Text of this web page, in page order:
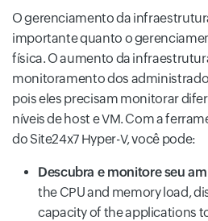
O gerenciamento da
importante quanto o
física. O aumento da
monitoramento dos
pois eles precisam monitorar
níveis de host e VM. Com a
do Site24x7 Hyper-V, você pode:
Descubra e monitore seu
the CPU and memory load,
capacity of the applications